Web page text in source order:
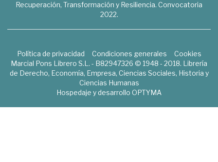
Recuperación, Transformación y Resiliencia. Convocatoria
2022.
Política de privacidad Condiciones generales
Cookies
Marcial Pons Librero S.L. - B82947326 © 1948 - 2018. Librería
de Derecho, Economía, Empresa, Ciencias Sociales, Historia y
Ciencias Humanas
Hospedaje y desarrollo OPTYMA